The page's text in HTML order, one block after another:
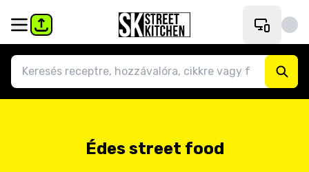
Édes street food